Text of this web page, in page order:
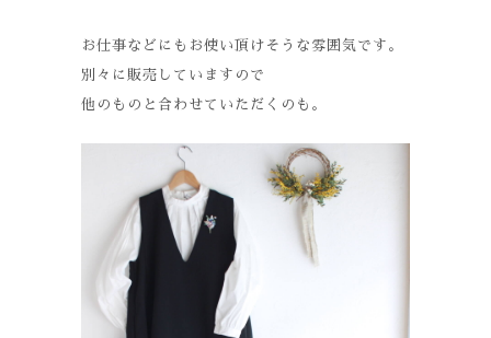
お仕事などにもお使い頂けそうな雰囲気です。
別々に販売していますので
他のものと合わせていただくのも。